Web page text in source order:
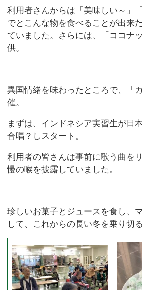
利用者さんからは「美味しい～」
でとこんな物を食べることが出来
ていました。さらには、「ココナ
供。
異国情緒を味わったところで、「
催。
まずは、インドネシア実習生が日
合唱？しスタート。
利用者の皆さんは事前に歌う曲を
慢の喉を披露していました。
珍しいお菓子とジュースを食し、
して、これからの長い冬を乗り切